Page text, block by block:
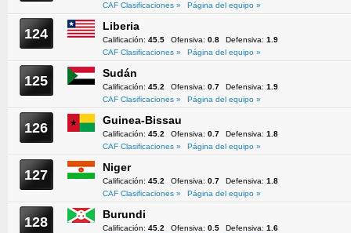
CAF Clasificaciones »
Página del equipo »
124 Liberia
Calificación: 45.5 Ofensiva: 0.8 Defensiva: 1.9
CAF Clasificaciones »
Página del equipo »
125 Sudán
Calificación: 45.2 Ofensiva: 0.7 Defensiva: 1.9
CAF Clasificaciones »
Página del equipo »
126 Guinea-Bissau
Calificación: 45.2 Ofensiva: 0.7 Defensiva: 1.8
CAF Clasificaciones »
Página del equipo »
127 Niger
Calificación: 45.2 Ofensiva: 0.7 Defensiva: 1.8
CAF Clasificaciones »
Página del equipo »
128 Burundi
Calificación: 45.2 Ofensiva: 0.5 Defensiva: 1.6